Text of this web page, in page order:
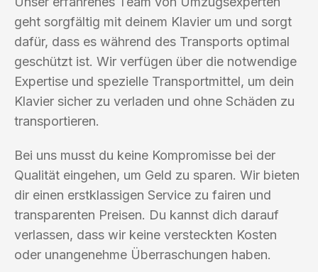
geht sorgfältig mit deinem Klavier um und sorgt
dafür, dass es während des Transports optimal
geschützt ist. Wir verfügen über die notwendige
Expertise und spezielle Transportmittel, um dein
Klavier sicher zu verladen und ohne Schäden zu
transportieren.
Bei uns musst du keine Kompromisse bei der
Qualität eingehen, um Geld zu sparen. Wir bieten
dir einen erstklassigen Service zu fairen und
transparenten Preisen. Du kannst dich darauf
verlassen, dass wir keine versteckten Kosten
oder unangenehme Überraschungen haben.